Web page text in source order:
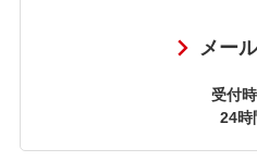
メー
受付
24時